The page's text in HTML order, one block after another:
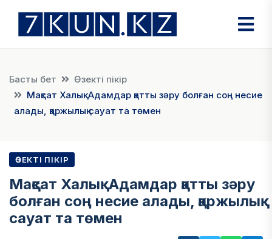
Басты бет
Өзекті пікір
Мақсат Халық: Адамдар қатты зәру болған соң несие
алады, қаржылық сауат та төмен
ӨЗЕКТІ ПІКІР
Мақсат Халық: Адамдар қатты зәру
болған соң несие алады, қаржылық
сауат та төмен